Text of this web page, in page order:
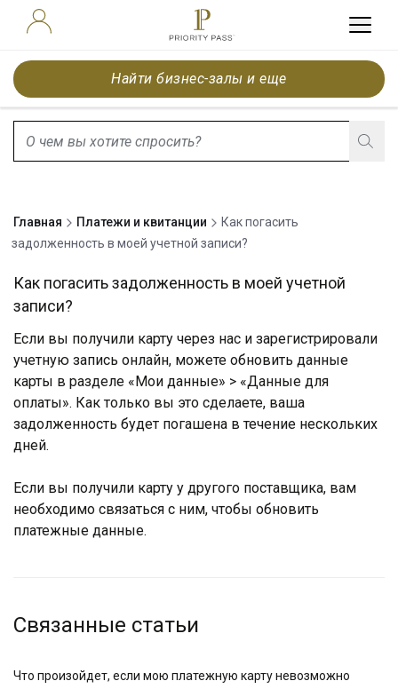
Найти бизнес-залы и еще
Главная Платежи и квитанции
Как погасить
задолженность в моей учетной записи?
Как погасить задолженность в моей учетной
записи?
Если вы получили карту через нас и зарегистрировали
учетную запись онлайн, можете обновить данные
карты в разделе «Мои данные» > «Данные для
оплаты». Как только вы это сделаете, ваша
задолженность будет погашена в течение нескольких
дней.
Если вы получили карту у другого поставщика, вам
необходимо связаться с ним, чтобы обновить
платежные данные.
Связанные статьи
Что произойдет, если мою платежную карту невозможно